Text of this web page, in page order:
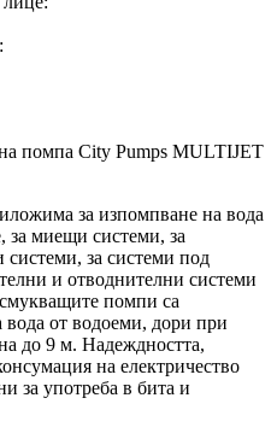
помпа City Pumps MULTIJET
за изпомпване на вода
за миещи системи, за
за системи под
и отводнителни системи
помпи са
вода от водоеми, дори при
до 9 м. Надеждността,
на електричество
за употреба в бита и